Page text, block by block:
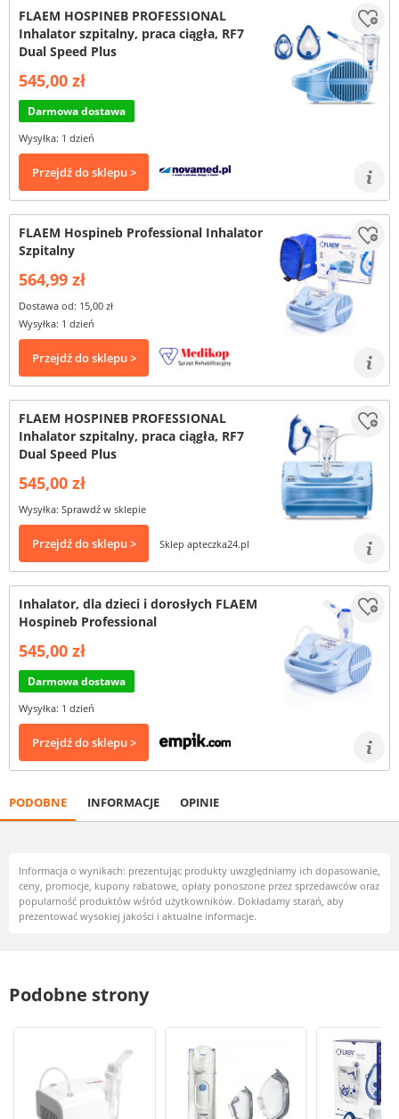
FLAEM HOSPINEB PROFESSIONAL
Inhalator szpitalny, praca ciągła, RF7
Dual Speed Plus
545,00 zł
Darmowa dostawa
Wysyłka: 1 dzień
Przejdź do sklepu >
FLAEM Hospineb Professional Inhalator
Szpitalny
564,99 zł
Dostawa od: 15,00 zł
Wysyłka: 1 dzień
Przejdź do sklepu >
FLAEM HOSPINEB PROFESSIONAL
Inhalator szpitalny, praca ciągła, RF7
Dual Speed Plus
545,00 zł
Wysyłka: Sprawdź w sklepie
Przejdź do sklepu > Sklep apteczka24.pl
Inhalator, dla dzieci i dorosłych FLAEM
Hospineb Professional
545,00 zł
Darmowa dostawa
Wysyłka: 1 dzień
Przejdź do sklepu >
PODOBNE INFORMACJE OPINIE
Informacja o wynikach: prezentując produkty uwzględniamy ich dopasowanie,
ceny, promocje, kupony rabatowe, opłaty ponoszone przez sprzedawców oraz
popularność produktów wśród użytkowników. Dokładamy starań, aby
prezentować wysokiej jakości i aktualne informacje.
Podobne strony